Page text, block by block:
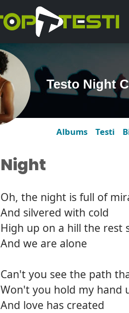
Testo Night
Albums Testi
Night
Oh, the night is full of
And silvered with cold
High up on a hill the rest
And we are alone
Can't you see the path
Won't you hold my hand
And love has created